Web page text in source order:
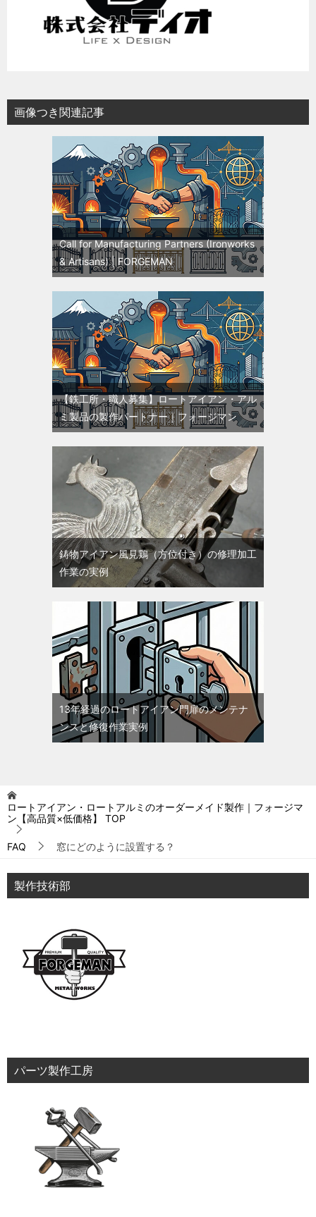
画像つき関連記事
Call for Manufacturing Partners (Ironworks
& Artisans) | FORGEMAN
【鉄工所・職人募集】ロートアイアン・アル
ミ製品の製作パートナー｜フォージマン
鋳物アイアン風見鶏（方位付き）の修理加工
作業の実例
13年経過のロートアイアン門扉のメンテナ
ンスと修復作業実例
ロートアイアン・ロートアルミのオーダーメイド製作｜フォージマ
ン【高品質×低価格】
TOP
FAQ 窓にどのように設置する？
製作技術部
パーツ製作工房